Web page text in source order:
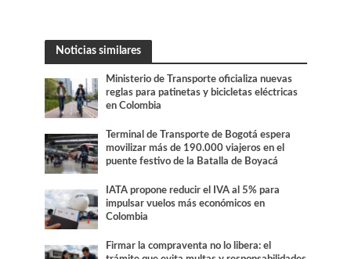
Noticias similares
Ministerio de Transporte oficializa nuevas
reglas para patinetas y bicicletas eléctricas
en Colombia
Terminal de Transporte de Bogotá espera
movilizar más de 190.000 viajeros en el
puente festivo de la Batalla de Boyacá
IATA propone reducir el IVA al 5% para
impulsar vuelos más económicos en
Colombia
Firmar la compraventa no lo libera: el